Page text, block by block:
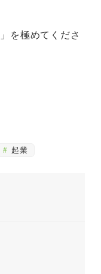
を極めてくださ
起業